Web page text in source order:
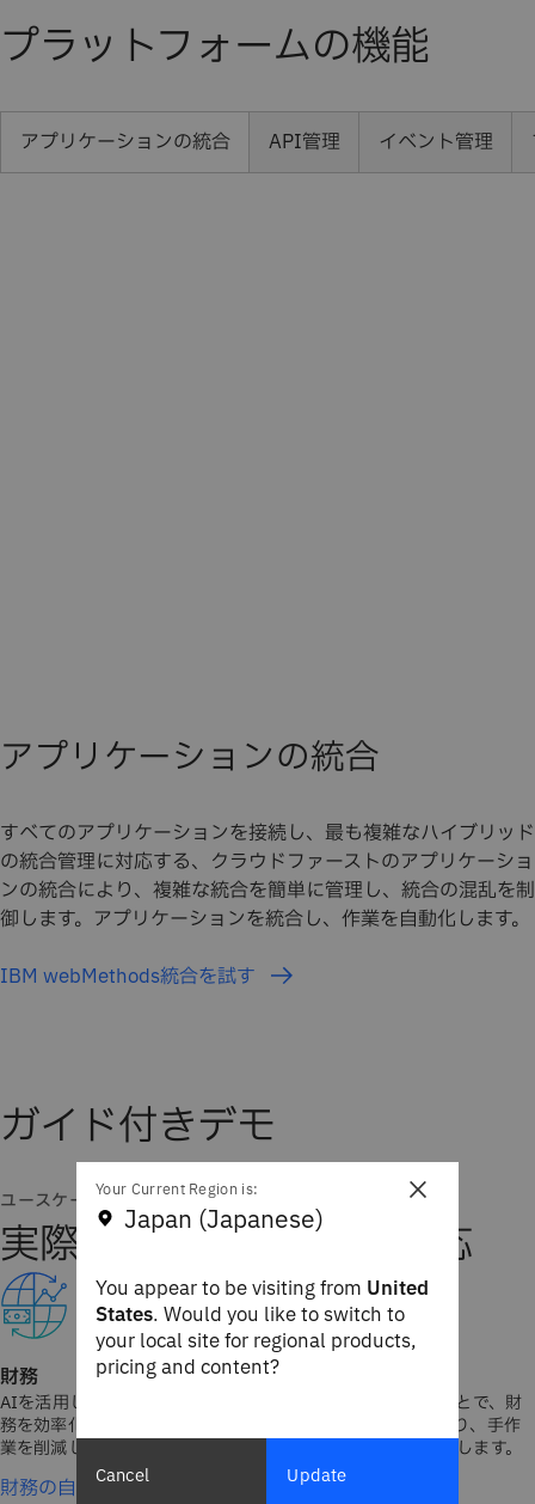
プラットフォームの機能
アプリケーションの統合​ API管理​ イベント管理
アプリケーションの統合​
すべてのアプリケーションを接続し、最も複雑なハイブリッド
の統合管理に対応する、クラウドファーストのアプリケーショ
ンの統合により、複雑な統合を簡単に管理し、統合の混乱を制
御します。アプリケーションを統合し、作業を自動化します。​
IBM webMethods統合を試す
ガイド付きデモ
ユースケース
実際の運用シナリオに対応
財務
AIを活用してシステムを統合しワークフローを自動化することで、財
務を効率化できます。安全なエンドツーエンドの自動化により、手作
業を削減し、可視性を向上させ、キャッシュ・フローを加速します。
財務の自動化
×
Your Current Region is:
Japan (Japanese)
You appear to be visiting from United
States. Would you like to switch to
your local site for regional products,
pricing and content?
Cancel Update